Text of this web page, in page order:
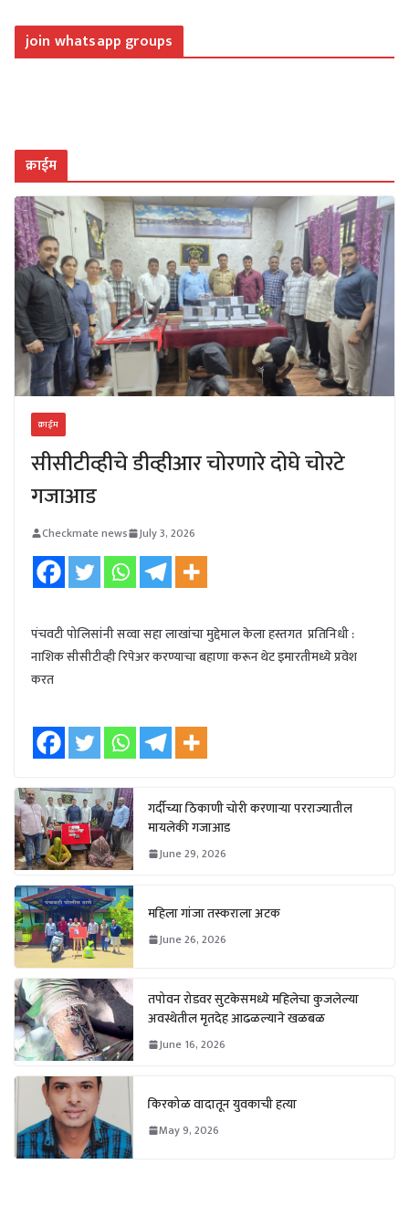
join whatsapp groups
क्राईम
क्राईम
सीसीटीव्हीचे डीव्हीआर चोरणारे दोघे चोरटे
गजाआड
Checkmate news July 3, 2026
पंचवटी पोलिसांनी सव्वा सहा लाखांचा मुद्देमाल केला हस्तगत प्रतिनिधी :
नाशिक सीसीटीव्ही रिपेअर करण्याचा बहाणा करून थेट इमारतीमध्ये प्रवेश
करत
गर्दीच्या ठिकाणी चोरी करणाऱ्या परराज्यातील
मायलेकी गजाआड
June 29, 2026
महिला गांजा तस्कराला अटक
June 26, 2026
तपोवन रोडवर सुटकेसमध्ये महिलेचा कुजलेल्या
अवस्थेतील मृतदेह आढळल्याने खळबळ
June 16, 2026
किरकोळ वादातून युवकाची हत्या
May 9, 2026